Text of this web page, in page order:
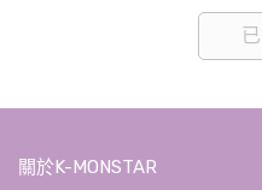
關於K-MONSTAR